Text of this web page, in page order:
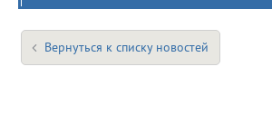
Вернуться к списку новостей